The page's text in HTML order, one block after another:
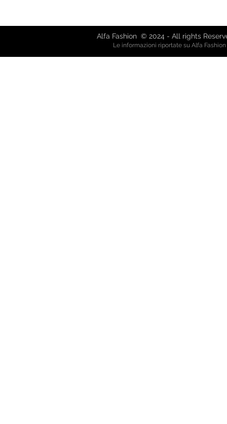
Alfa Fashion © 2024 - All rights
Le informazioni riportate su Alfa